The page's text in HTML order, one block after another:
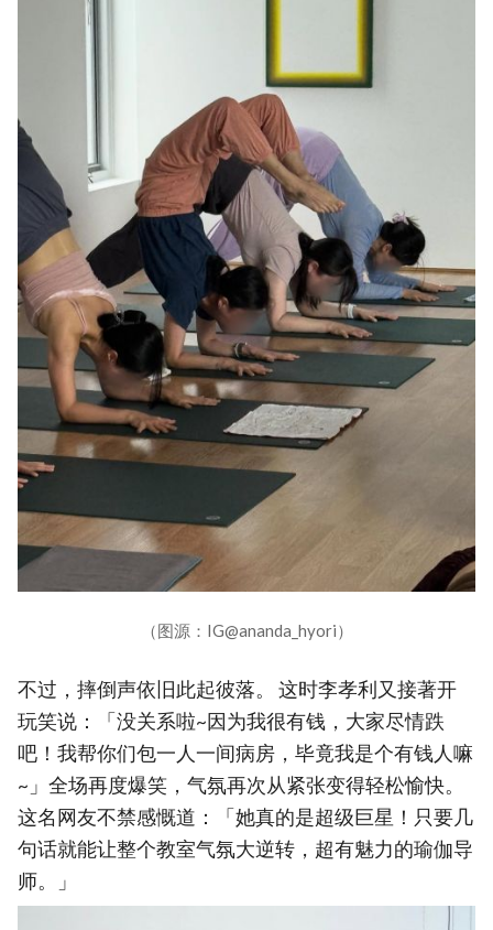
（图源：IG@ananda_hyori）
不过，摔倒声依旧此起彼落。 这时李孝利又接著开
玩笑说：「没关系啦~因为我很有钱，大家尽情跌
吧！我帮你们包一人一间病房，毕竟我是个有钱人嘛
~」全场再度爆笑，气氛再次从紧张变得轻松愉快。
这名网友不禁感慨道：「她真的是超级巨星！只要几
句话就能让整个教室气氛大逆转，超有魅力的瑜伽导
师。」